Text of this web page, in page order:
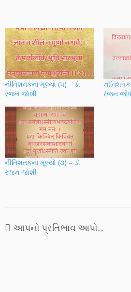
નીતિશતકના મૂલ્યો (૫) – ડૉ.
રંજન જોશી
રંજન
નીતિશતકના મૂલ્યો (૩) – ડૉ.
રંજન જોશી
આપનો પ્રતિભાવ આપો....